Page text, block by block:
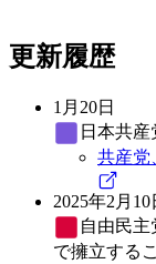
更新履歴
1月20日
日本共産
共産党
2025年2月10
自由民主
で擁立する